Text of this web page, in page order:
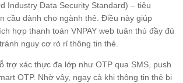
Industry Data Security Standard) – tiêu
cầu dành cho ngành thẻ. Điều này giúp
hợp thanh toán VNPAY web tuân thủ đầy đủ
nguy cơ rò rỉ thông tin thẻ.
trợ xác thực đa lớp như OTP qua SMS, push
OTP. Nhờ vậy, ngay cả khi thông tin thẻ bị